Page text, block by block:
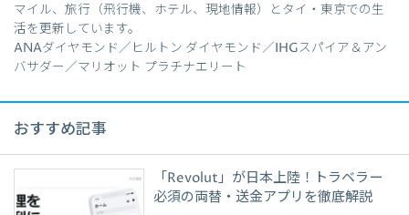
マイル、旅行（飛行機、ホテル、現地情報）とタイ・東京での生
活を更新しています。
ANAダイヤモンド／ヒルトン ダイヤモンド／IHGスパイア＆アン
バサダー／マリオット プラチナエリート
おすすめ記事
「Revolut」が日本上陸！トラベラー
必須の両替・送金アプリを徹底解説